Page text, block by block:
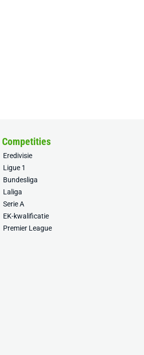
Competities
Eredivisie
Ligue 1
Bundesliga
Laliga
Serie A
EK-kwalificatie
Premier League